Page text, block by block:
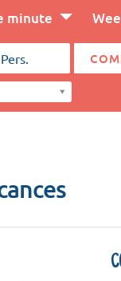
minute